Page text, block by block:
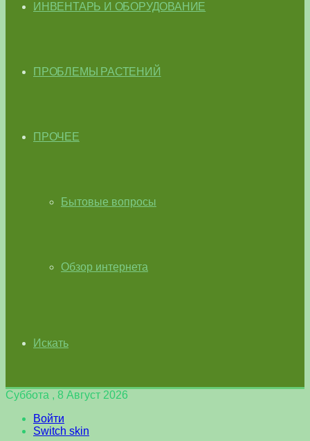
ИНВЕНТАРЬ И ОБОРУДОВАНИЕ
ПРОБЛЕМЫ РАСТЕНИЙ
ПРОЧЕЕ
Бытовые вопросы
Обзор интернета
Искать
Суббота , 8 Август 2026
Войти
Switch skin